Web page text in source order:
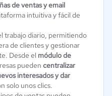
de ventas y email
intuitiva y fácil de
trabajo diario, permitiendo
de clientes y gestionar
Desde el módulo de
pueden centralizar
interesados y dar
solo unos clics.